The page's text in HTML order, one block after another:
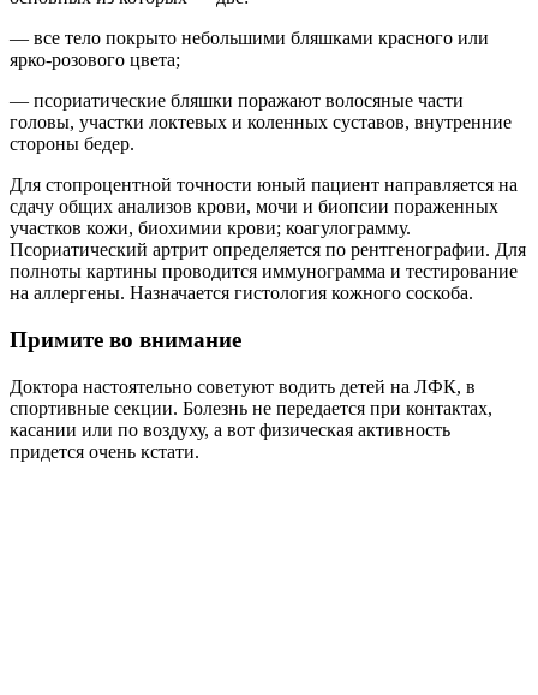
— все тело покрыто небольшими бляшками красного или
ярко-розового цвета;
— псориатические бляшки поражают волосяные части
головы, участки локтевых и коленных суставов, внутренние
стороны бедер.
Для стопроцентной точности юный пациент направляется на
сдачу общих анализов крови, мочи и биопсии пораженных
участков кожи, биохимии крови; коагулограмму.
Псориатический артрит определяется по рентгенографии. Для
полноты картины проводится иммунограмма и тестирование
на аллергены. Назначается гистология кожного соскоба.
Примите во внимание
Доктора настоятельно советуют водить детей на ЛФК, в
спортивные секции. Болезнь не передается при контактах,
касании или по воздуху, а вот физическая активность
придется очень кстати.